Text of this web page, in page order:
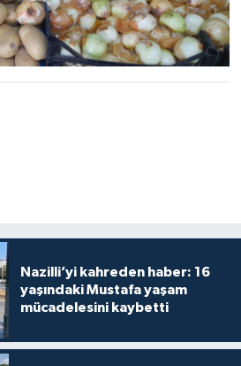
Nazilli’yi kahreden haber: 16
yaşındaki Mustafa yaşam
mücadelesini kaybetti